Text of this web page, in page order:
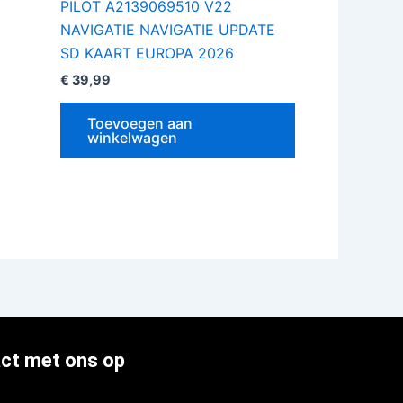
PILOT A2139069510 V22
NAVIGATIE NAVIGATIE UPDATE
SD KAART EUROPA 2026
€ 39,99
Toevoegen aan
winkelwagen
met ons op